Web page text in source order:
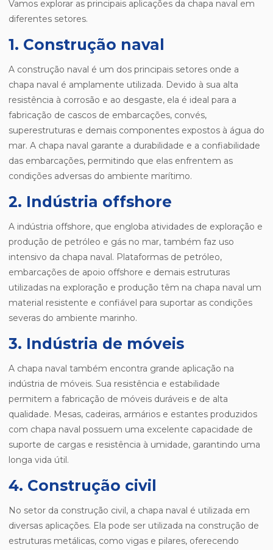
Vamos explorar as principais aplicações da chapa naval em
diferentes setores.
1. Construção naval
A construção naval é um dos principais setores onde a
chapa naval é amplamente utilizada. Devido à sua alta
resistência à corrosão e ao desgaste, ela é ideal para a
fabricação de cascos de embarcações, convés,
superestruturas e demais componentes expostos à água do
mar. A chapa naval garante a durabilidade e a confiabilidade
das embarcações, permitindo que elas enfrentem as
condições adversas do ambiente marítimo.
2. Indústria offshore
A indústria offshore, que engloba atividades de exploração e
produção de petróleo e gás no mar, também faz uso
intensivo da chapa naval. Plataformas de petróleo,
embarcações de apoio offshore e demais estruturas
utilizadas na exploração e produção têm na chapa naval um
material resistente e confiável para suportar as condições
severas do ambiente marinho.
3. Indústria de móveis
A chapa naval também encontra grande aplicação na
indústria de móveis. Sua resistência e estabilidade
permitem a fabricação de móveis duráveis e de alta
qualidade. Mesas, cadeiras, armários e estantes produzidos
com chapa naval possuem uma excelente capacidade de
suporte de cargas e resistência à umidade, garantindo uma
longa vida útil.
4. Construção civil
No setor da construção civil, a chapa naval é utilizada em
diversas aplicações. Ela pode ser utilizada na construção de
estruturas metálicas, como vigas e pilares, oferecendo